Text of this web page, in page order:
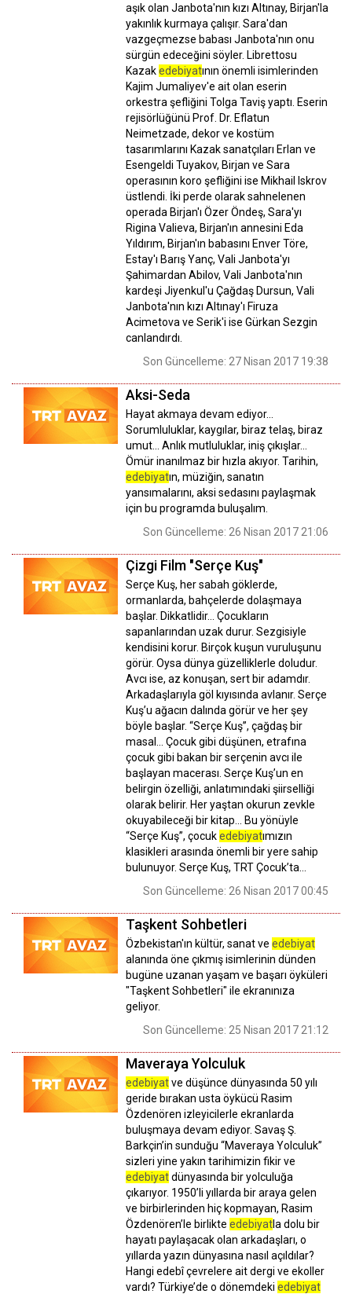
aşık olan Janbota'nın kızı Altınay, Birjan'la
yakınlık kurmaya çalışır. Sara'dan
vazgeçmezse babası Janbota'nın onu
sürgün edeceğini söyler. Librettosu
Kazakedebiyatının önemli isimlerinden
Kajim Jumaliyev'e ait olan eserin
orkestra şefliğini Tolga Taviş yaptı. Eserin
rejisörlüğünü Prof. Dr. Eflatun
Neimetzade, dekor ve kostüm
tasarımlarını Kazak sanatçıları Erlan ve
Esengeldi Tuyakov, Birjan ve Sara
operasının koro şefliğini ise Mikhail Iskrov
üstlendi. İki perde olarak sahnelenen
operada Birjan'ı Özer Öndeş, Sara'yı
Rigina Valieva, Birjan'ın annesini Eda
Yıldırım, Birjan'ın babasını Enver Töre,
Estay'ı Barış Yanç, Vali Janbota'yı
Şahimardan Abilov, Vali Janbota'nın
kardeşi Jiyenkul'u Çağdaş Dursun, Vali
Janbota'nın kızı Altınay'ı Firuza
Acimetova ve Serik'i ise Gürkan Sezgin
canlandırdı.
Son Güncelleme: 27 Nisan 2017 19:38
Aksi-Seda
Hayat akmaya devam ediyor…
Sorumluluklar, kaygılar, biraz telaş, biraz
umut… Anlık mutluluklar, iniş çıkışlar…
Ömür inanılmaz bir hızla akıyor. Tarihin,
edebiyatın, müziğin, sanatın
yansımalarını, aksi sedasını paylaşmak
için bu programda buluşalım.
Son Güncelleme: 26 Nisan 2017 21:06
Çizgi Film "Serçe Kuş"
Serçe Kuş, her sabah göklerde,
ormanlarda, bahçelerde dolaşmaya
başlar. Dikkatlidir… Çocukların
sapanlarından uzak durur. Sezgisiyle
kendisini korur. Birçok kuşun vuruluşunu
görür. Oysa dünya güzelliklerle doludur.
Avcı ise, az konuşan, sert bir adamdır.
Arkadaşlarıyla göl kıyısında avlanır. Serçe
Kuş’u ağacın dalında görür ve her şey
böyle başlar. “Serçe Kuş”, çağdaş bir
masal… Çocuk gibi düşünen, etrafına
çocuk gibi bakan bir serçenin avcı ile
başlayan macerası. Serçe Kuş’un en
belirgin özelliği, anlatımındaki şiirselliği
olarak belirir. Her yaştan okurun zevkle
okuyabileceği bir kitap... Bu yönüyle
“Serçe Kuş”, çocukedebiyatımızın
klasikleri arasında önemli bir yere sahip
bulunuyor. Serçe Kuş, TRT Çocuk’ta…
Son Güncelleme: 26 Nisan 2017 00:45
Taşkent Sohbetleri
Özbekistan'ın kültür, sanat ve edebiyat
alanında öne çıkmış isimlerinin dünden
bugüne uzanan yaşam ve başarı öyküleri
"Taşkent Sohbetleri" ile ekranınıza
geliyor.
Son Güncelleme: 25 Nisan 2017 21:12
Maveraya Yolculuk
edebiyatve düşünce dünyasında 50 yılı
geride bırakan usta öykücü Rasim
Özdenören izleyicilerle ekranlarda
buluşmaya devam ediyor. Savaş Ş.
Barkçin’in sunduğu “Maveraya Yolculuk”
sizleri yine yakın tarihimizin fikir ve
edebiyatdünyasında bir yolculuğa
çıkarıyor. 1950’li yıllarda bir araya gelen
ve birbirlerinden hiç kopmayan, Rasim
Özdenören’le birlikte edebiyatla dolu bir
hayatı paylaşacak olan arkadaşları, o
yıllarda yazın dünyasına nasıl açıldılar?
Hangi edebî çevrelere ait dergi ve ekoller
vardı? Türkiye’de o dönemdeki edebiyat